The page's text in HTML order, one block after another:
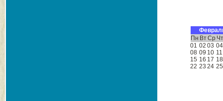
Пн ВтСр
01 02 03 04
08 09 10 11
15 16 17 18
22 23 24 25